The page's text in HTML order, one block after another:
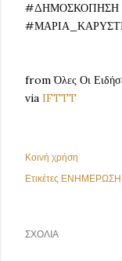
#ΔΗΜΟΣΚΟΠΗΣΗ
from Όλες Οι
via IFTTT
Κοινή χρήση
Ετικέτες
ΣΧΌΛΙΑ